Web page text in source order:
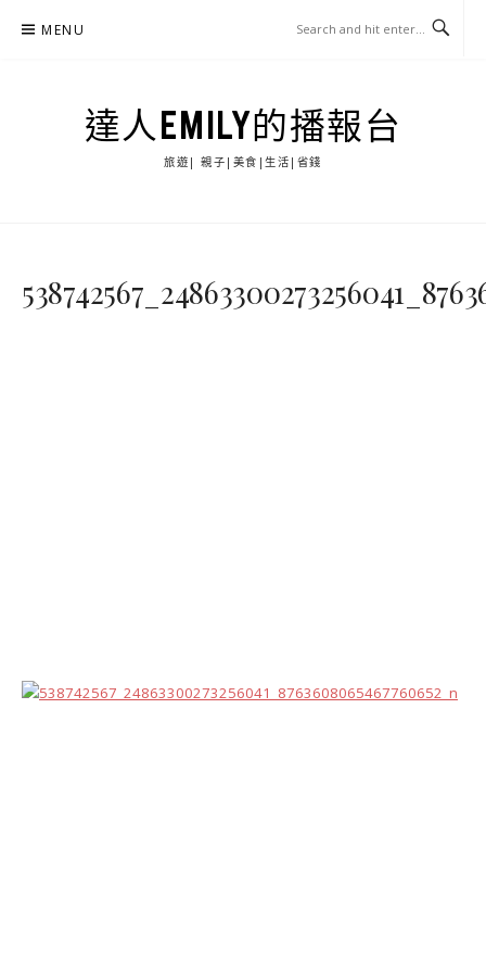
MENU
達人EMILY的播報台
旅遊| 親子|美食|生活|省錢